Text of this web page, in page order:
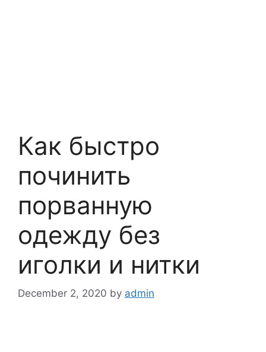
Как быстро
починить
порванную
одежду без
иголки и нитки
December 2, 2020 by admin